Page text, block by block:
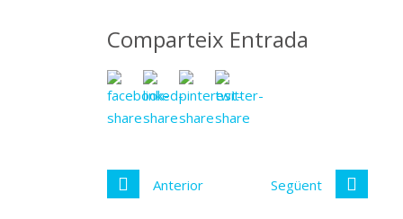
Comparteix Entrada
Anterior Següent